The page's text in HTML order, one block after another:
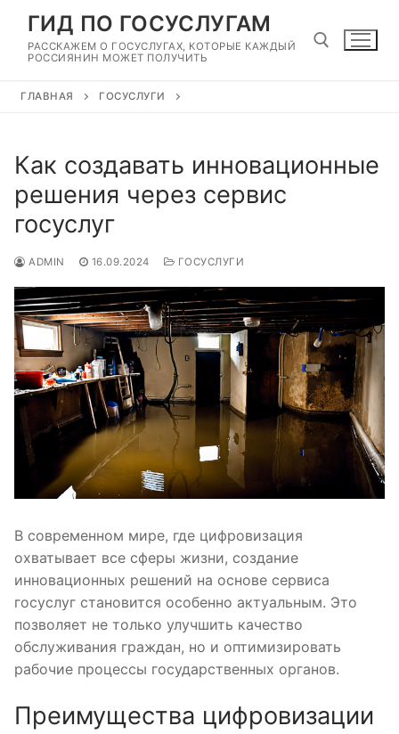
Перейти
содержимому
ГИД ПО ГОСУСЛУГАМ
РАССКАЖЕМ О ГОСУСЛУГАХ, КОТОРЫЕ КАЖДЫЙ
РОССИЯНИН МОЖЕТ ПОЛУЧИТЬ
ГЛАВНАЯ ГОСУСЛУГИ
Как создавать инновационные
решения через сервис
госуслуг
ADMIN 16.09.2024 ГОСУСЛУГИ
В современном мире, где цифровизация
охватывает все сферы жизни, создание
инновационных решений на основе сервиса
госуслуг становится особенно актуальным. Это
позволяет не только улучшить качество
обслуживания граждан, но и оптимизировать
рабочие процессы государственных органов.
Преимущества цифровизации